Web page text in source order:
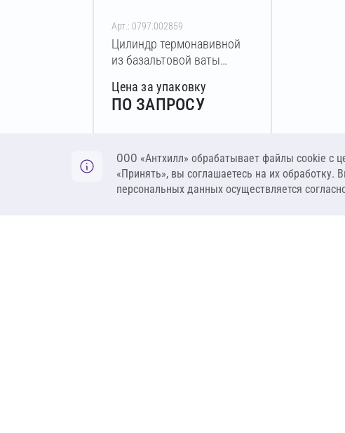
Арт.: 0797.002859
Цилиндр термонавивной
из базальтовой ваты
70х54-1200 мм
Цена за упаковку
ПО ЗАПРОСУ
Оставить заявку
ООО «Антхилл» обрабатывает файлы cookie c
«Принять», вы соглашаетесь на их
персональных данных осуществляется